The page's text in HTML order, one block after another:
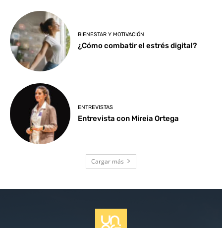
BIENESTAR Y MOTIVACIÓN
¿Cómo combatir el estrés digital?
ENTREVISTAS
Entrevista con Mireia Ortega
Cargar más